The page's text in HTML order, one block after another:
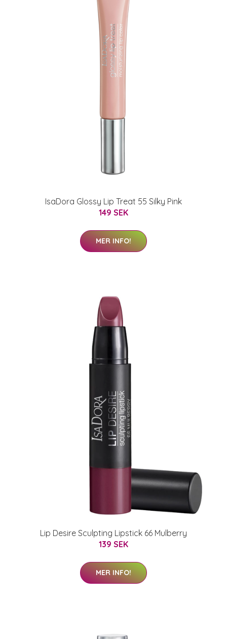
IsaDora Glossy Lip Treat 55 Silky Pink
149 SEK
MER INFO!
Lip Desire Sculpting Lipstick 66 Mulberry
139 SEK
MER INFO!